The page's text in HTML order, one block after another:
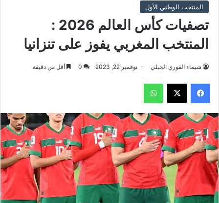
المنتخب الوطني الأول
تصفيات كأس العالم 2026 :
المنتخب المغربي يفوز على تنزانيا
شيماء القوري الجبلي نوفمبر 22, 2023 0 أقل من دقيقة
فيسبوك ‫X واتساب